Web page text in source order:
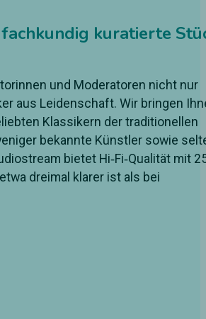
kuratierte
und Moderatoren nicht nur
aus Leidenschaft. Wir bringen
Klassikern der traditionellen
bekannte Künstler sowie
bietet Hi‑Fi‑Qualität mit
dreimal klarer ist als bei